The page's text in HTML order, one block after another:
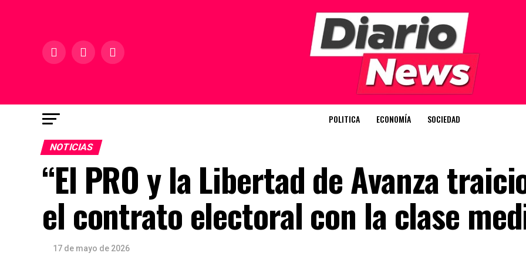
POLITICA ECONOMÍA SOCIEDAD
NOTICIAS
“El PRO y la Libertad de Avanza
el contrato electoral con la clase
17 de mayo de 2026